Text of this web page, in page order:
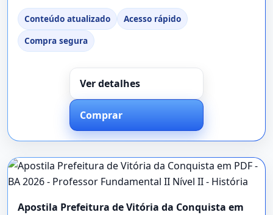
Conteúdo atualizado
Acesso rápido
Compra segura
Ver detalhes
Comprar
Apostila Prefeitura de Vitória da Conquista em